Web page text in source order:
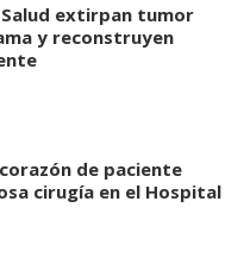
extirpan tumor
y reconstruyen
de paciente
cirugía en el Hospital